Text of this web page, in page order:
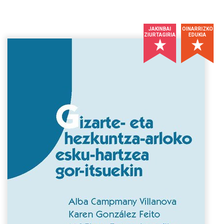
JAKINBAI
ZIURTAGIRIA
OINARRIZKO
EDUKIA